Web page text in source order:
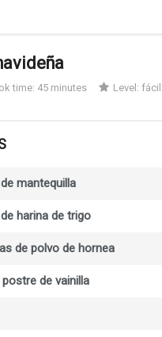
time: 45 minutes Level: fácil
mantequilla
harina de trigo
de polvo de hornea
de vainilla